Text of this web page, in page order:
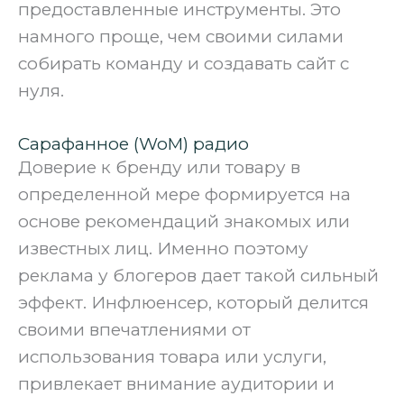
предоставленные инструменты. Это
намного проще, чем своими силами
собирать команду и создавать сайт с
нуля.
Сарафанное (WoM) радио
Доверие к бренду или товару в
определенной мере формируется на
основе рекомендаций знакомых или
известных лиц. Именно поэтому
реклама у блогеров дает такой сильный
эффект. Инфлюенсер, который делится
своими впечатлениями от
использования товара или услуги,
привлекает внимание аудитории и